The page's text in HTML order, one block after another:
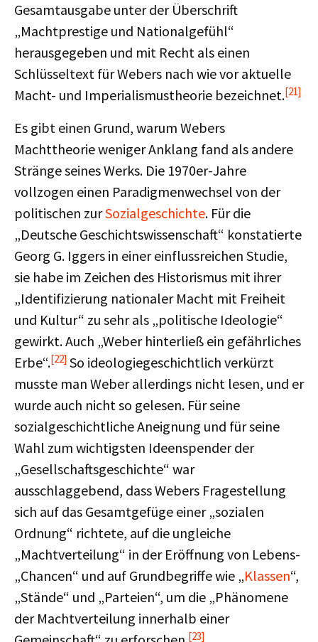
Gesamtausgabe unter der Überschrift
„Machtprestige und Nationalgefühl“
herausgegeben und mit Recht als einen
Schlüsseltext für Webers nach wie vor aktuelle
Macht- und Imperialismustheorie bezeichnet.[21]
Es gibt einen Grund, warum Webers
Machttheorie weniger Anklang fand als andere
Stränge seines Werks. Die 1970er-Jahre
vollzogen einen Paradigmenwechsel von der
politischen zurSozialgeschichte. Für die
„Deutsche Geschichtswissenschaft“ konstatierte
Georg G. Iggers in einer einflussreichen Studie,
sie habe im Zeichen des Historismus mit ihrer
„Identifizierung nationaler Macht mit Freiheit
und Kultur“ zu sehr als „politische Ideologie“
gewirkt. Auch „Weber hinterließ ein gefährliches
Erbe“.[22] So ideologiegeschichtlich verkürzt
musste man Weber allerdings nicht lesen, und er
wurde auch nicht so gelesen. Für seine
sozialgeschichtliche Aneignung und für seine
Wahl zum wichtigsten Ideenspender der
„Gesellschaftsgeschichte“ war
ausschlaggebend, dass Webers Fragestellung
sich auf das Gesamtgefüge einer „sozialen
Ordnung“ richtete, auf die ungleiche
„Machtverteilung“ in der Eröffnung von Lebens-
„Chancen“ und auf Grundbegriffe wie „Klassen“,
„Stände“ und „Parteien“, um die „Phänomene
der Machtverteilung innerhalb einer
[23]